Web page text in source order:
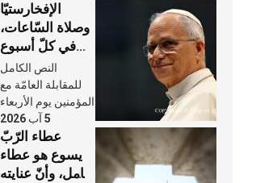
الإفخارستيّا
وصلاة السّاعات،
في كلّ أسبوع
وكلّ يوم، هما
النَّفَس في حياة
الكنيسة
النص الكامل
للمقابلة العامّة مع
المؤمنين يوم الأربعاء
5 آب 2026
عطاء الرّبّ
يسوع هو عطاء
شامل، وأنّ عنايته